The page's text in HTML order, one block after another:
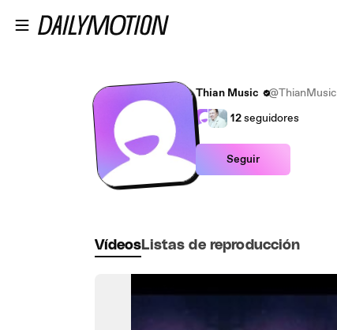
Thian Music
@ThianMusic
12seguidores
Seguir
Vídeos Listas de reproducción